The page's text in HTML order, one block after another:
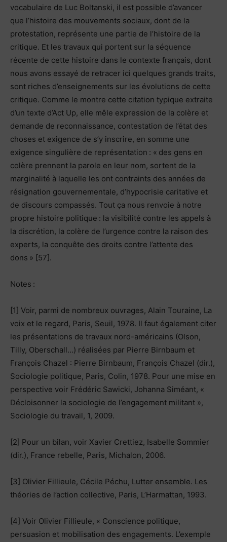
vocabulaire de Luc Boltanski, il est possible d’avancer
que l’histoire des mouvements sociaux, dont de la
protestation, représente une partie de l’histoire de la
critique. Et les travaux qui portent sur la séquence
récente de cette histoire dans le contexte français, dont
nous avons essayé de retracer ici quelques grands traits,
sont riches d’enseignements sur les évolutions de cette
critique. Comme le montre cette citation typique extraite
d’un texte d’Act Up, elle mêle expression de la colère et
demande de reconnaissance, contestation de l’état des
choses et exigence de s’y inscrire, en somme une
exigence singulière de représentation : « des gens en
colère prennent la parole en leur nom, sortent de la
marginalité à laquelle les ont contraints des années de
résignation gouvernementale, d’hypocrisie caritative et
de discours compassés. Tout ça nous renvoie à notre
propre histoire politique : la visibilité contre les appels à
la discrétion, la colère de l’urgence contre la raison des
experts, la conquête des droits contre l’attente des
dons » [57].
Notes :
[1] Voir, parmi de nombreux ouvrages, Alain Touraine, La
voix et le regard, Paris, Seuil, 1978. Il faut également citer
les présentations de travaux nord-américains (Olson,
Tilly, Oberschall…) réalisées par Pierre Birnbaum et
François Chazel : Pierre Birnbaum, François Chazel (dir.),
Sociologie politique, Paris, Colin, 1978. Pour une mise en
perspective voir Frédéric Sawicki, Johanna Siméant, «
Décloisonner la sociologie de l’engagement militant »,
Sociologie du travail, 1, 2009.
[2] Pour un bilan, voir Xavier Crettiez, Isabelle Sommier
(dir.), France rebelle, Paris, Michalon, 2006.
[3] Olivier Fillieule, Cécile Péchu, Lutter ensemble. Les
théories de l’action collective, Paris, L’Harmattan, 1993.
[4] Voir Olivier Fillieule, « Conscience politique,
persuasion et mobilisation des engagements. L’exemple